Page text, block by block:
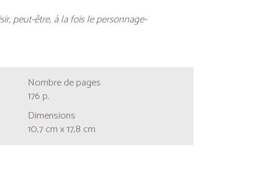
peut-être, à la fois le personnage-
Nombre de pages
176 p.
Dimensions
10,7 cm x 17,8 cm